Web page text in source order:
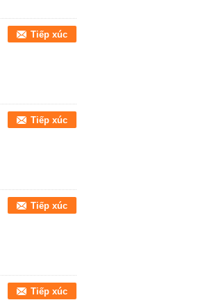
Tiếp xúc
Tiếp xúc
Tiếp xúc
Tiếp xúc